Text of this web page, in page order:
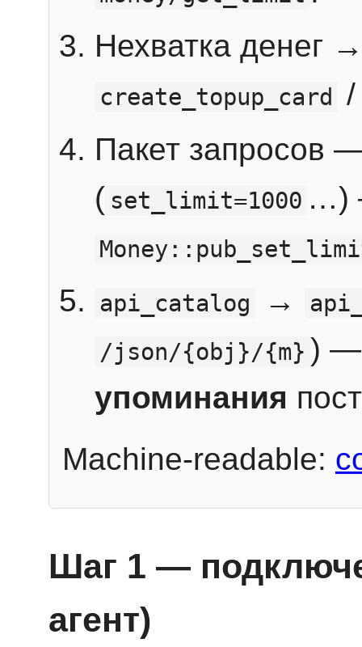
Нехватка денег
create_topup_card
Пакет запросов
( set_limit=1000 …)
api_catalog
→
/json/{obj}/{m} ) —
упоминания
Machine-readable:
Шаг 1 —
агент)